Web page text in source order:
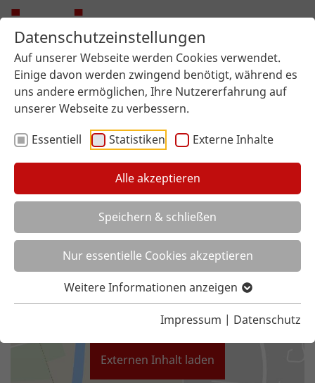
Datenschutzeinstellungen
Auf unserer Webseite werden Cookies verwendet.
Einige davon werden zwingend benötigt, während es
uns andere ermöglichen, Ihre Nutzererfahrung auf
unserer Webseite zu verbessern.
Essentiell
Statistiken Externe Inhalte
Alle akzeptieren
Speichern & schließen
Nur essentielle Cookies akzeptieren
Weitere Informationen anzeigen
Impressum | Datenschutz
Sie sind hier: imi surface design Über uns Händlersuche
Externen Inhalt laden